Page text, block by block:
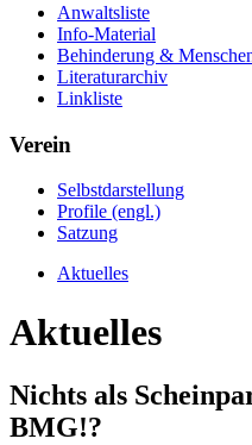
Anwaltsliste
Info-Material
Behinderung &
Literaturarchiv
Linkliste
Verein
Selbstdarstellung
Profile (engl.)
Satzung
Aktuelles
Aktuelles
Nichts als
BMG!?